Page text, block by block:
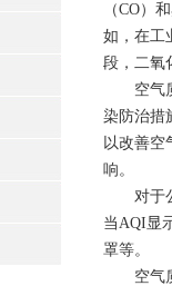
（CO）
如，在工
段，二氧
空气质
染防治措
以改善空
响。
对于公
当AQI显
罩等。
空气质